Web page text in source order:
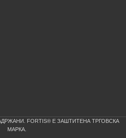
FORTIS® Е ЗАШТИТЕНА ТРГОВСКА
МАРКА.